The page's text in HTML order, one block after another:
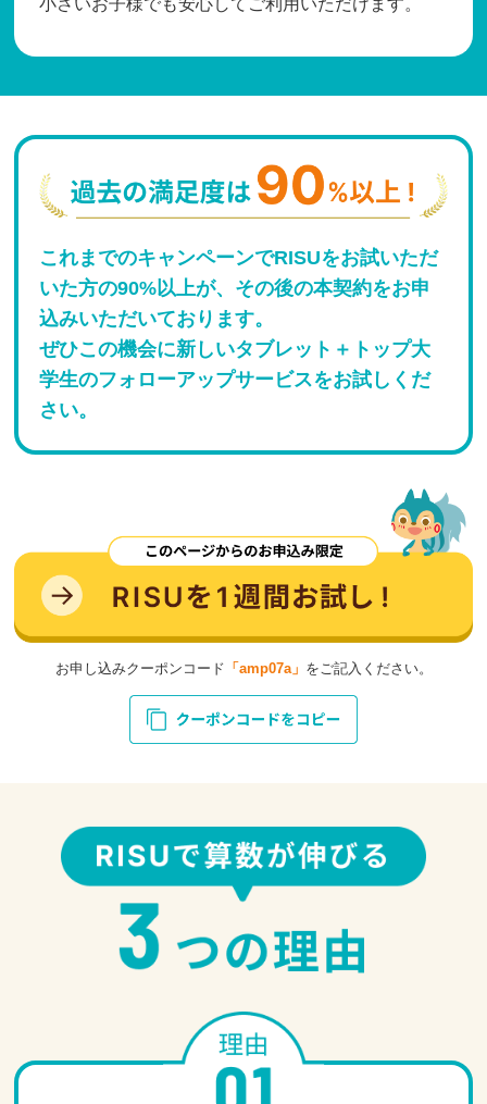
これまでのキャンペーンでRISUをお試いただ
いた方の90%以上が、その後の本契約をお申
込みいただいております。
ぜひこの機会に新しいタブレット＋トップ大
学生のフォローアップサービスをお試しくだ
さい。
お申し込みクーポンコード 「amp07a」 をご記入ください。